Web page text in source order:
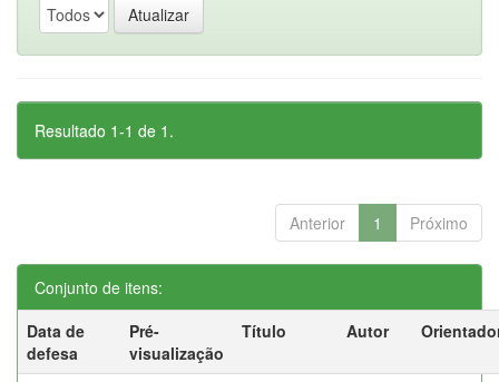
Resultado 1-1 de 1.
Anterior 1 Próximo
Conjunto de itens:
Data de
defesa
Pré-
visualização
Título Autor